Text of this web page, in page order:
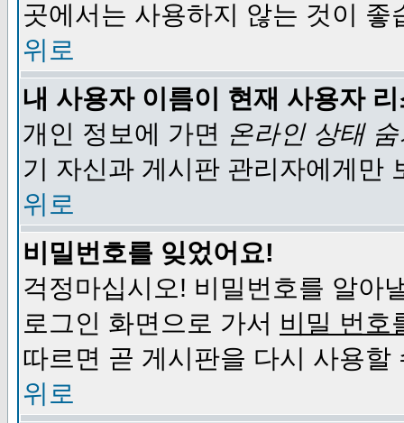
곳에서는 사용하지 않는 것이 좋
위로
내 사용자 이름이 현재 사용자
개인 정보에 가면 온라인 상태
기 자신과 게시판 관리자에게만
위로
비밀번호를 잊었어요!
걱정마십시오! 비밀번호를 알아
로그인 화면으로 가서 비밀 번호
따르면 곧 게시판을 다시 사용할
위로